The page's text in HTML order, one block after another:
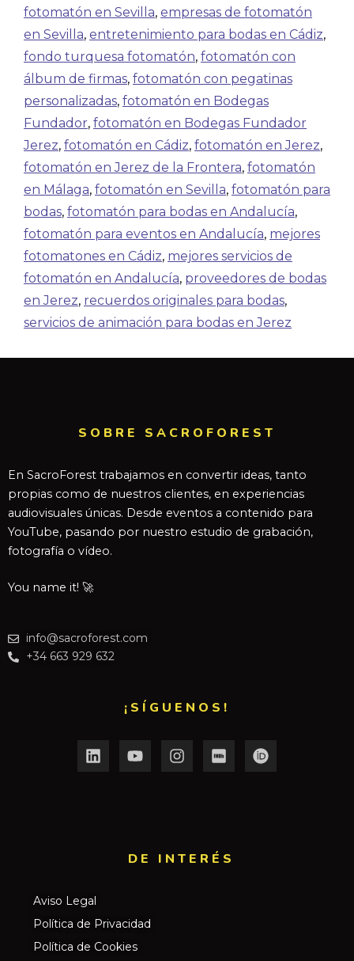
fotomatón en Sevilla, empresas de fotomatón
en Sevilla, entretenimiento para bodas en Cádiz,
fondo turquesa fotomatón, fotomatón con
álbum de firmas, fotomatón con pegatinas
personalizadas, fotomatón en Bodegas
Fundador, fotomatón en Bodegas Fundador
Jerez, fotomatón en Cádiz, fotomatón en Jerez,
fotomatón en Jerez de la Frontera, fotomatón
en Málaga, fotomatón en Sevilla, fotomatón para
bodas, fotomatón para bodas en Andalucía,
fotomatón para eventos en Andalucía, mejores
fotomatones en Cádiz, mejores servicios de
fotomatón en Andalucía, proveedores de bodas
en Jerez, recuerdos originales para bodas,
servicios de animación para bodas en Jerez
SOBRE SACROFOREST
En SacroForest trabajamos en convertir ideas, tanto
propias como de nuestros clientes, en experiencias
audiovisuales únicas. Desde eventos a contenido para
YouTube, pasando por nuestro estudio de grabación,
fotografía o vídeo.
You name it! 🚀
info@sacroforest.com
+34 663 929 632
¡SÍGUENOS!
DE INTERÉS​
Aviso Legal
Política de Privacidad
Política de Cookies